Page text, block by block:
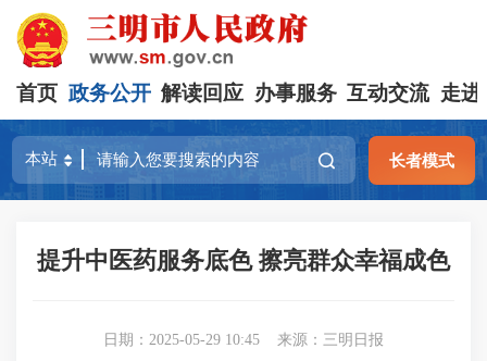
首页 政务公开 解读回应 办事服务 互动交流 走进
长者模式
提升中医药服务底色 擦亮群众幸福成色
日期：2025-05-29 10:45 来源：三明日报